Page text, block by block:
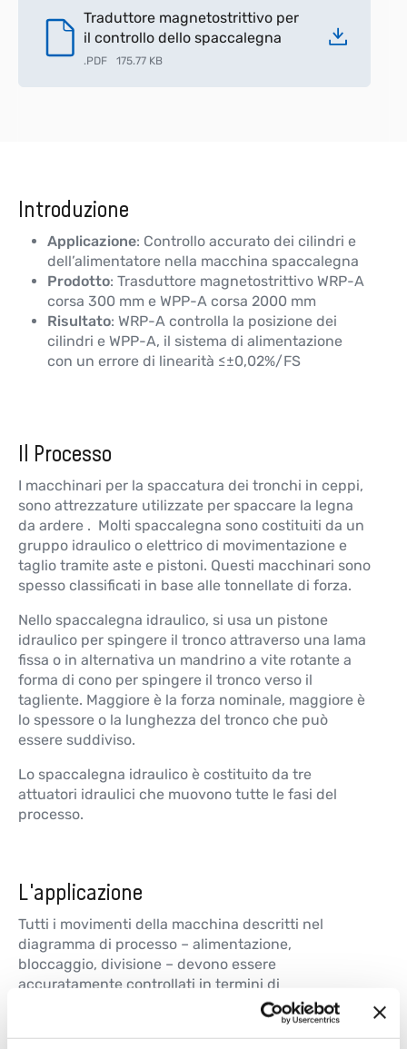
Traduttore magnetostrittivo per
il controllo dello spaccalegna
.PDF 175.77 KB
Introduzione
Applicazione: Controllo accurato dei cilindri e
dell’alimentatore nella macchina spaccalegna
Prodotto: Trasduttore magnetostrittivo WRP-A
corsa 300 mm e WPP-A corsa 2000 mm
Risultato: WRP-A controlla la posizione dei
cilindri e WPP-A, il sistema di alimentazione
con un errore di linearità ≤±0,02%/FS
Il Processo
I macchinari per la spaccatura dei tronchi in ceppi,
sono attrezzature utilizzate per spaccare la legna
da ardere . Molti spaccalegna sono costituiti da un
gruppo idraulico o elettrico di movimentazione e
taglio tramite aste e pistoni. Questi macchinari sono
spesso classificati in base alle tonnellate di forza.
Nello spaccalegna idraulico, si usa un pistone
idraulico per spingere il tronco attraverso una lama
fissa o in alternativa un mandrino a vite rotante a
forma di cono per spingere il tronco verso il
tagliente. Maggiore è la forza nominale, maggiore è
lo spessore o la lunghezza del tronco che può
essere suddiviso.
Lo spaccalegna idraulico è costituito da tre
attuatori idraulici che muovono tutte le fasi del
processo.
L'applicazione
Tutti i movimenti della macchina descritti nel
diagramma di processo – alimentazione,
bloccaggio, divisione – devono essere
accuratamente controllati in termini di
posizionamento. Tutte le fasi sono comandate dal
PLC che riceve l’esatta posizione degli attuatori
idraulici e del sistema di alimentazione attraverso i